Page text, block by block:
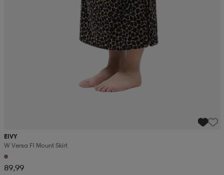
EIVY
W Versa Fl Mount Skirt
89,99